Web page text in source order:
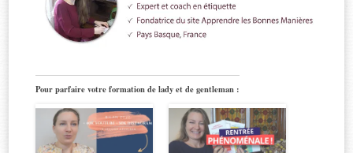
Pour parfaire votre formation de lady et de gentleman :